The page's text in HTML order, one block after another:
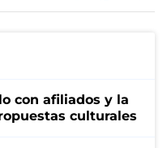
con afiliados y la
culturales